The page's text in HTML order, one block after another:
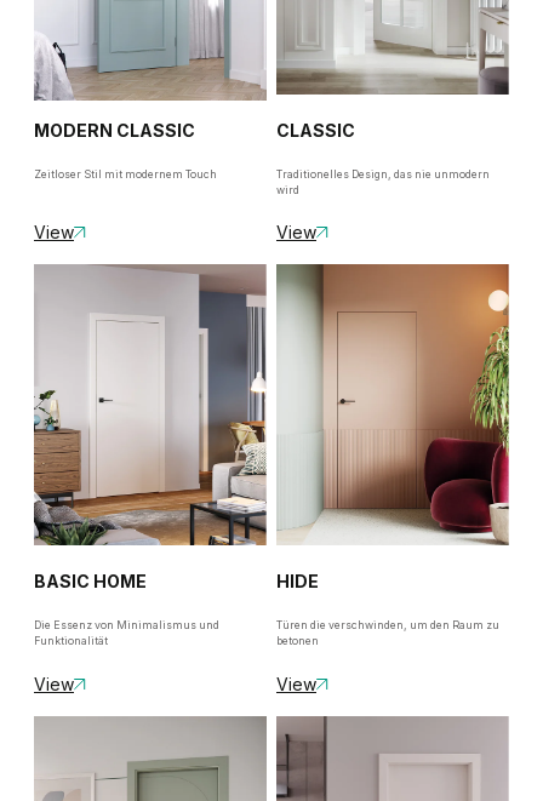
MODERN CLASSIC
Zeitloser Stil mit modernem Touch
View
CLASSIC
Traditionelles Design, das nie unmodern
wird
View
BASIC HOME
Die Essenz von Minimalismus und
Funktionalität
View
HIDE
Türen die verschwinden, um den Raum zu
betonen
View